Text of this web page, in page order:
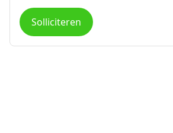
Solliciteren